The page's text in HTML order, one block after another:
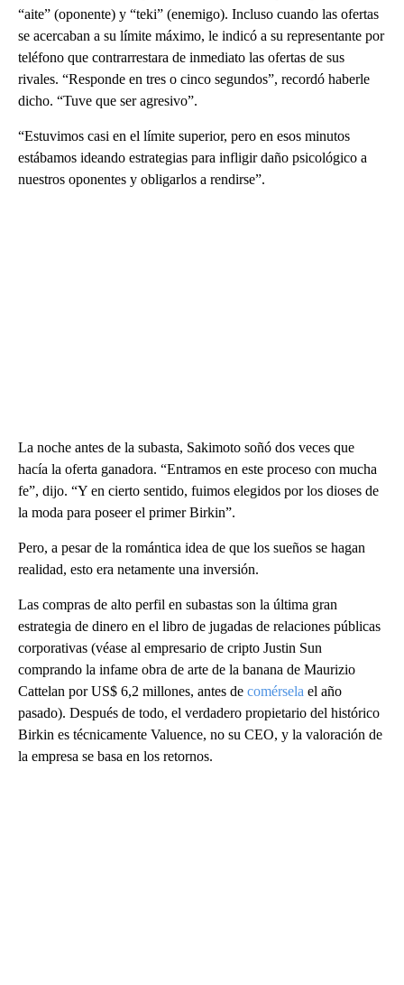
“aite” (oponente) y “teki” (enemigo). Incluso cuando las ofertas
se acercaban a su límite máximo, le indicó a su representante por
teléfono que contrarrestara de inmediato las ofertas de sus
rivales. “Responde en tres o cinco segundos”, recordó haberle
dicho. “Tuve que ser agresivo”.
“Estuvimos casi en el límite superior, pero en esos minutos
estábamos ideando estrategias para infligir daño psicológico a
nuestros oponentes y obligarlos a rendirse”.
La noche antes de la subasta, Sakimoto soñó dos veces que
hacía la oferta ganadora. “Entramos en este proceso con mucha
fe”, dijo. “Y en cierto sentido, fuimos elegidos por los dioses de
la moda para poseer el primer Birkin”.
Pero, a pesar de la romántica idea de que los sueños se hagan
realidad, esto era netamente una inversión.
Las compras de alto perfil en subastas son la última gran
estrategia de dinero en el libro de jugadas de relaciones públicas
corporativas (véase al empresario de cripto Justin Sun
comprando la infame obra de arte de la banana de Maurizio
Cattelan por US$ 6,2 millones, antes de comérsela el año
pasado). Después de todo, el verdadero propietario del histórico
Birkin es técnicamente Valuence, no su CEO, y la valoración de
la empresa se basa en los retornos.